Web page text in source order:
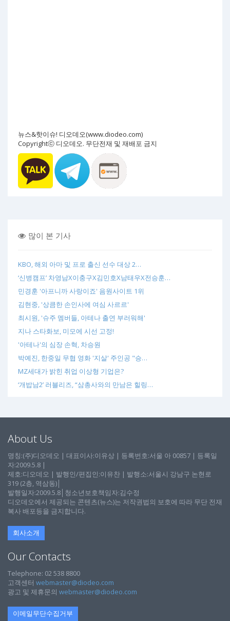
뉴스&핫이슈! 디오데오(www.diodeo.com)
Copyrightⓒ 디오데오. 무단전재 및 재배포 금지
많이 본 기사
KBO, 해외 아마 및 프로 출신 선수 대상 2…
‘신병캠프’ 차영남X이충구X김민호X남태우X전승훈…
민경훈 '아프니까 사랑이죠' 음원사이트 1위
김현중, '상큼한 손인사에 여심 사르르'
최시원, '슈주 멤버들, 아테나 출연 부러워해'
지나 스타화보, 미모에 시선 고정!
'아테나'의 심장 손혁, 차승원
박예진, 한중일 무협 영화 '지살' 주인공 "승…
MZ세대가 밝힌 취업 이상형 기업은?
‘개밥남2’ 러블리즈, “삼총사와의 만남은 힐링…
About Us
명칭:(주)디오데오 | 대표이사:이유상 | 등록번호:서울 아 00857 | 등록일
자:2009.5.8 |
제호:디오데오 | 발행인/편집인:이유찬 | 발행소:서울시 강남구 논현로
319 (2층, 역삼동)│
발행일자:2009.5.8│청소년보호책임자:김수정
디오데오에서 제공되는 콘텐츠(뉴스)는 저작권법의 보호에 따라 무단 전재
복사 배포등을 금지합니다.
회사소개
Our Contacts
Telephone: 02 538 8800
고객센터 webmaster@diodeo.com
광고 및 제휴문의 webmaster@diodeo.com
이메일무단수집거부